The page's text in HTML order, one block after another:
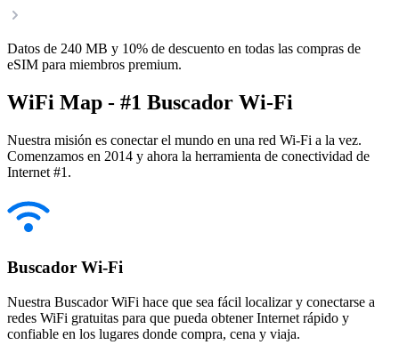
Datos de 240 MB y 10% de descuento en todas las compras de
eSIM para miembros premium.
WiFi Map - #1 Buscador Wi-Fi
Nuestra misión es conectar el mundo en una red Wi-Fi a la vez.
Comenzamos en 2014 y ahora la herramienta de conectividad de
Internet #1.
Buscador Wi-Fi
Nuestra Buscador WiFi hace que sea fácil localizar y conectarse a
redes WiFi gratuitas para que pueda obtener Internet rápido y
confiable en los lugares donde compra, cena y viaja.